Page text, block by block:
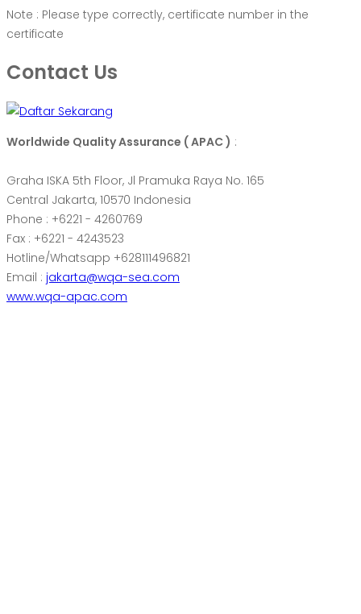
Note : Please type correctly, certificate number in the
certificate
Contact Us
Worldwide Quality Assurance ( APAC ) :
Graha ISKA 5th Floor, Jl Pramuka Raya No. 165
Central Jakarta, 10570 Indonesia
Phone : +6221 - 4260769
Fax : +6221 - 4243523
Hotline/Whatsapp +628111496821
Email : jakarta@wqa-sea.com
www.wqa-apac.com